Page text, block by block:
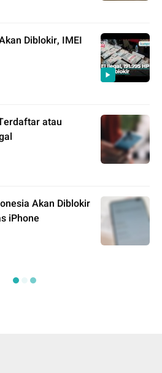
Diblokir, IMEI
atau
Akan Diblokir
iPhone